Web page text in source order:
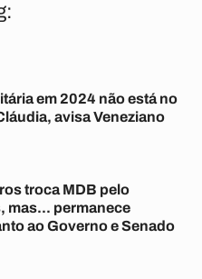
em 2024 não está no
avisa Veneziano
troca MDB pelo
mas... permanece
ao Governo e Senado